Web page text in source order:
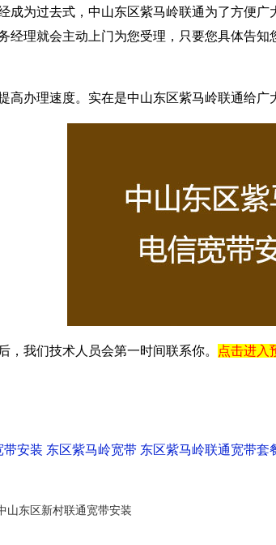
成为过去式，中山东区紫马岭联通为了方便
经理就会主动上门为您受理，只要您具体告
办理速度。实在是中山东区紫马岭联通给广
我们技术人员会第一时间联系你。 点击进入
带安装 东区紫马岭宽带 东区紫马岭联通宽带套
山东区新村联通宽带安装